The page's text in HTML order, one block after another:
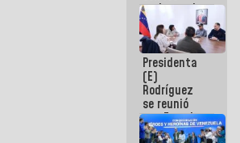
trabajos de
mantenimiento
e inspección
en la Línea 2
Presidenta
(E)
Rodríguez
se reunió
con Estado
Mayor